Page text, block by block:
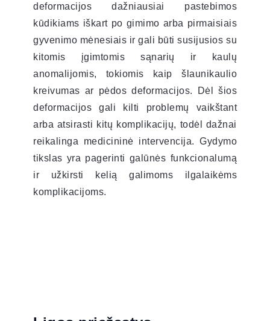
deformacijos dažniausiai pastebimos
kūdikiams iškart po gimimo arba pirmaisiais
gyvenimo mėnesiais ir gali būti susijusios su
kitomis įgimtomis sąnarių ir kaulų
anomalijomis, tokiomis kaip šlaunikaulio
kreivumas ar pėdos deformacijos. Dėl šios
deformacijos gali kilti problemų vaikštant
arba atsirasti kitų komplikacijų, todėl dažnai
reikalinga medicininė intervencija. Gydymo
tikslas yra pagerinti galūnės funkcionalumą
ir užkirsti kelią galimoms ilgalaikėms
komplikacijoms.